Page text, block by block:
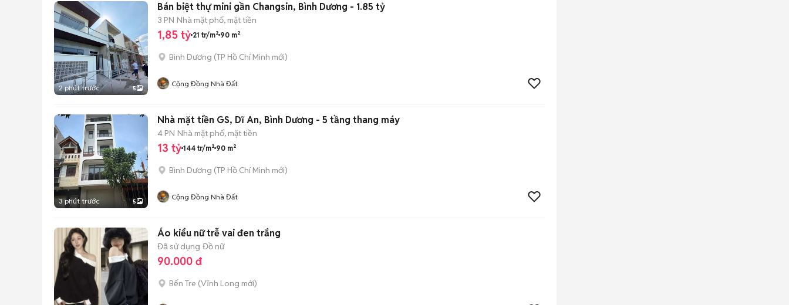
2 phút trước 5
Bán biệt thự mini gần Changsin, Bình Dương - 1.85 tỷ
3 PN Nhà mặt phố, mặt tiền
1,85 tỷ 21 tr/m² 90 m²
Bình Dương (TP Hồ Chí Minh mới)
Cộng Đồng Nhà Đất
3 phút trước 5
Nhà mặt tiền GS, Dĩ An, Bình Dương - 5 tầng thang máy
4 PN Nhà mặt phố, mặt tiền
13 tỷ 144 tr/m² 90 m²
Bình Dương (TP Hồ Chí Minh mới)
Cộng Đồng Nhà Đất
Áo kiểu nữ trễ vai đen trắng
Đã sử dụng Đồ nữ
90.000 đ
Bến Tre (Vĩnh Long mới)